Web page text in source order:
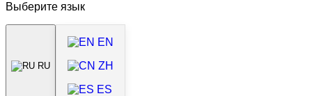
Выберите язык
RU
EN
ZH
ES